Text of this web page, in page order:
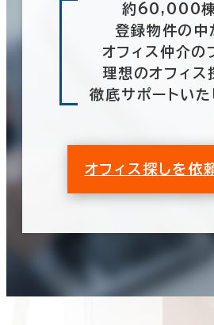
約60,000
登録物件の中
オフィス仲介の
理想のオフィス
徹底サポートいた
オフィス探しを依